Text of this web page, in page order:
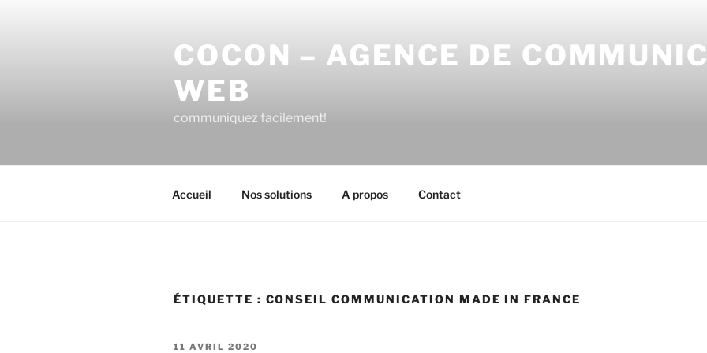
COCON – AGENCE DE
WEB
communiquez facilement!
Accueil Nos solutions A propos Contact
ÉTIQUETTE : CONSEIL COMMUNICATION MADE IN FRANCE
PUBLIÉ
11 AVRIL 2020